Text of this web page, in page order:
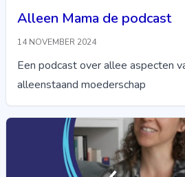
Alleen Mama de podcast
14 NOVEMBER 2024
Een podcast over allee aspecten
alleenstaand moederschap